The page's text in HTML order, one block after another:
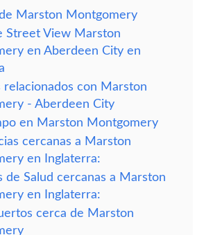
Marston Montgomery
Street View Marston
en Aberdeen City en
relacionados con Marston
- Aberdeen City
en Marston Montgomery
cercanas a Marston
en Inglaterra:
de Salud cercanas a Marston
en Inglaterra:
cerca de Marston